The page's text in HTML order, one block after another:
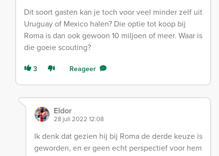
Dit soort gasten kan je toch voor veel minder zelf uit
Uruguay of Mexico halen? Die optie tot koop bij
Roma is dan ook gewoon 10 miljoen of meer. Waar is
die goeie scouting?
3 Reageer
Eldor
28 juli 2022 12:08
Ik denk dat gezien hij bij Roma de derde keuze is
geworden, en er geen echt perspectief voor hem